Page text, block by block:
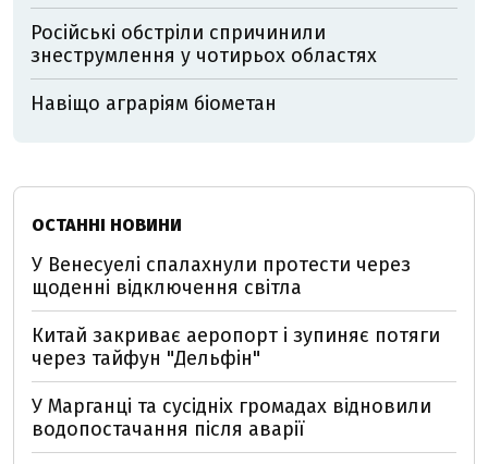
Російські обстріли спричинили
знеструмлення у чотирьох областях
Навіщо аграріям біометан
ОСТАННІ НОВИНИ
У Венесуелі спалахнули протести через
щоденні відключення світла
Китай закриває аеропорт і зупиняє потяги
через тайфун "Дельфін"
У Марганці та сусідніх громадах відновили
водопостачання після аварії